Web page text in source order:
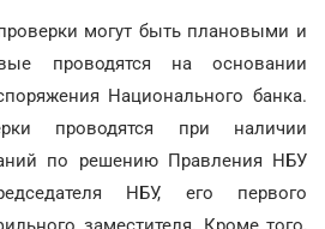
могут быть плановыми и
проводятся на основании
Национального банка.
проводятся при наличии
по решению Правления НБУ
НБУ, его первого